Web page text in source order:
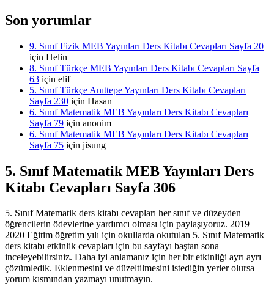
Son yorumlar
9. Sınıf Fizik MEB Yayınları Ders Kitabı Cevapları Sayfa 20
için Helin
8. Sınıf Türkçe MEB Yayınları Ders Kitabı Cevapları Sayfa
63 için elif
5. Sınıf Türkçe Anıttepe Yayınları Ders Kitabı Cevapları
Sayfa 230 için Hasan
6. Sınıf Matematik MEB Yayınları Ders Kitabı Cevapları
Sayfa 79 için anonim
6. Sınıf Matematik MEB Yayınları Ders Kitabı Cevapları
Sayfa 75 için jisung
5. Sınıf Matematik MEB Yayınları Ders
Kitabı Cevapları Sayfa 306
5. Sınıf Matematik ders kitabı cevapları her sınıf ve düzeyden
öğrencilerin ödevlerine yardımcı olması için paylaşıyoruz. 2019
2020 Eğitim öğretim yılı için okullarda okutulan 5. Sınıf Matematik
ders kitabı etkinlik cevapları için bu sayfayı baştan sona
inceleyebilirsiniz. Daha iyi anlamanız için her bir etkinliği ayrı ayrı
çözümledik. Eklenmesini ve düzeltilmesini istediğin yerler olursa
yorum kısmından yazmayı unutmayın.